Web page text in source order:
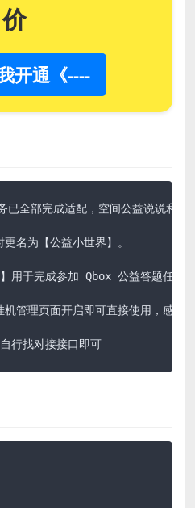
价
开通《----
已全部完成适配，空间公益说说和
名为【公益小世界】。
用于完成参加 Qbox 公益答题任务
机管理页面开启即可直接使用，感谢
行找对接接口即可